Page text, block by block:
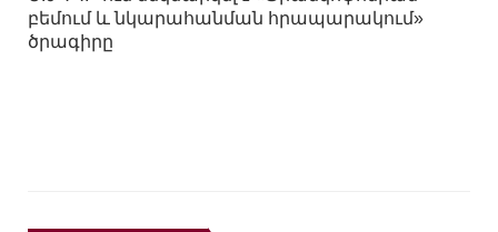
բեմում և նկարահանման հրապարակում»
ծրագիրը